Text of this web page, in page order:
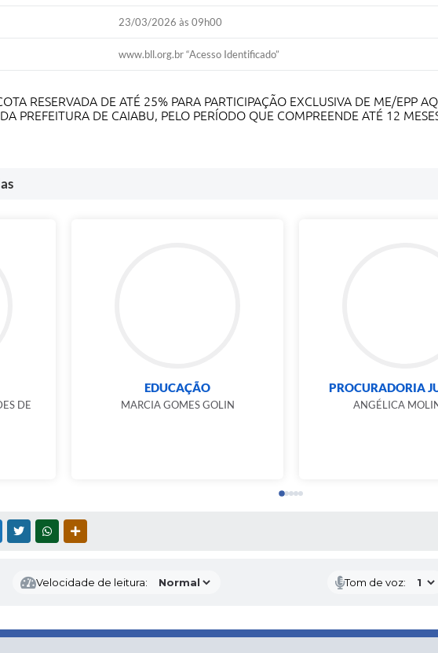
23/03/2026 às 09h00
www.bll.org.br “Acesso Identificado”
RESERVADA DE ATÉ 25% PARA PARTICIPAÇÃO EXCLUSIVA DE ME/EPP
PREFEITURA DE CAIABU, PELO PERÍODO QUE COMPREENDE ATÉ 12
DE
EDUCAÇÃO
MARCIA GOMES GOLIN
PROCURADORIA
ANGÉLICA
MESSENGER
TWITTERWHATSAPP
Velocidade de leitura: Tom de voz: